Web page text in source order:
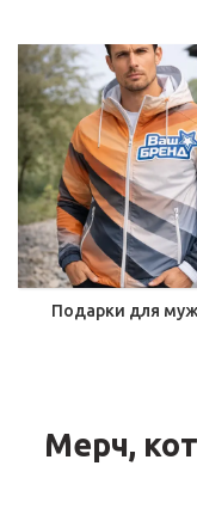
Подарки для
Мерч,